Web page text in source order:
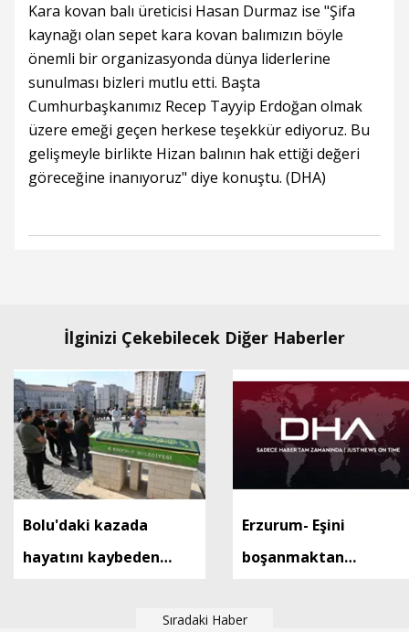
Kara kovan balı üreticisi Hasan Durmaz ise "Şifa
kaynağı olan sepet kara kovan balımızın böyle
önemli bir organizasyonda dünya liderlerine
sunulması bizleri mutlu etti. Başta
Cumhurbaşkanımız Recep Tayyip Erdoğan olmak
üzere emeği geçen herkese teşekkür ediyoruz. Bu
gelişmeyle birlikte Hizan balının hak ettiği değeri
göreceğine inanıyoruz" diye konuştu. (DHA)
İlginizi Çekebilecek Diğer Haberler
Bolu'daki kazada
hayatını kaybeden
Erzurum- Eşini
boşanmaktan
çocuğunu balkonda
Sıradaki Haber